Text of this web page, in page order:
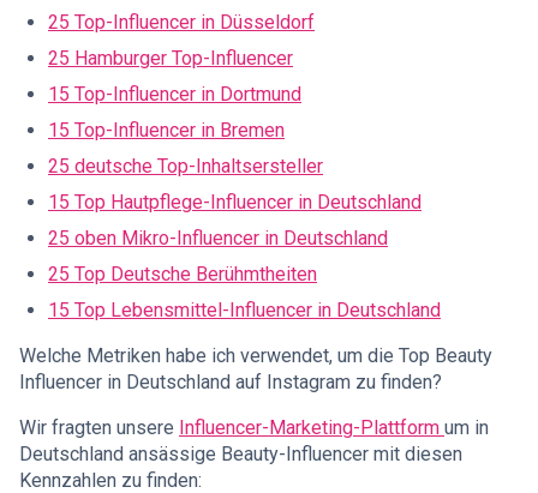
25 Top-Influencer in Düsseldorf
25 Hamburger Top-Influencer
15 Top-Influencer in Dortmund
15 Top-Influencer in Bremen
25 deutsche Top-Inhaltsersteller
15 Top Hautpflege-Influencer in Deutschland
25 oben Mikro-Influencer in Deutschland
25 Top Deutsche Berühmtheiten
15 Top Lebensmittel-Influencer in Deutschland
Welche Metriken habe ich verwendet, um die Top Beauty
Influencer in Deutschland auf Instagram zu finden?
Wir fragten unsere Influencer-Marketing-Plattform um in
Deutschland ansässige Beauty-Influencer mit diesen
Kennzahlen zu finden: